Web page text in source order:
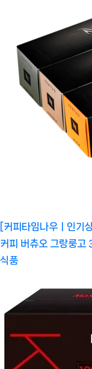
[커피타임나우ㅣ인기
커피 버츄오 그랑룽
식품